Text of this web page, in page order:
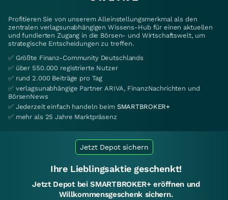
Profitieren Sie von unserem Alleinstellungsmerkmal als den
zentralen verlagsunabhängigen Wissens-Hub für einen aktuellen
und fundierten Zugang in die Börsen- und Wirtschaftswelt, um
strategische Entscheidungen zu treffen.
✅ Größte Finanz-Community Deutschlands
✅ über 550.000 registrierte Nutzer
✅ rund 2.000 Beiträge pro Tag
✅ verlagsunabhängige Partner ARIVA, FinanzNachrichten und
BörsenNews
✅ Jederzeit einfach handeln beim SMARTBROKER+
✅ mehr als 25 Jahre Marktpräsenz
Jetzt Depot sichern
Ihre Lieblingsaktie geschenkt!
Jetzt Depot bei SMARTBROKER+ eröffnen und
Willkommensgeschenk sichern.